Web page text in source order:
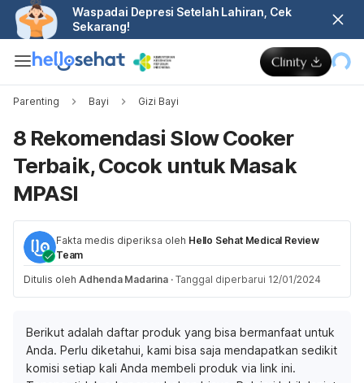
Waspadai Depresi Setelah Lahiran, Cek
Sekarang!
Parenting Bayi Gizi Bayi
8 Rekomendasi Slow Cooker
Terbaik, Cocok untuk Masak
MPASI
Fakta medis diperiksa oleh Hello Sehat Medical Review
Team
Ditulis oleh Adhenda Madarina · Tanggal diperbarui 12/01/2024
Berikut adalah daftar produk yang bisa bermanfaat untuk
Anda. Perlu diketahui, kami bisa saja mendapatkan sedikit
komisi setiap kali Anda membeli produk via link ini.